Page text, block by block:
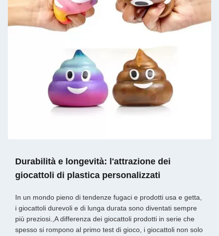
Durabilità e longevità: l'attrazione dei
giocattoli di plastica personalizzati
In un mondo pieno di tendenze fugaci e prodotti usa e getta,
i giocattoli durevoli e di lunga durata sono diventati sempre
più preziosi.,A differenza dei giocattoli prodotti in serie che
spesso si rompono al primo test di gioco, i giocattoli non solo